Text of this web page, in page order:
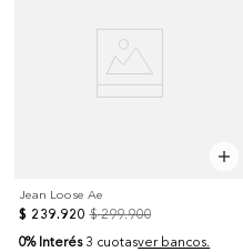
Jean Loose Ae
$ 239.920 $ 299.900
0% Interés 3 cuotasver bancos.